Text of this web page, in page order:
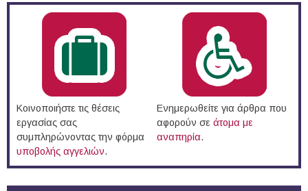
Κοινοποιήστε τις θέσεις
εργασίας σας
συμπληρώνοντας την φόρμα
υποβολής αγγελιών.
Ενημερωθείτε για άρθρα που
αφορούν σε άτομα με
αναπηρία.